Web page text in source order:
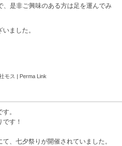
、是非ご興味のある方は足を運んでみ
ました。
モス Perma Link
。
す！
、七夕祭りが開催されていました。